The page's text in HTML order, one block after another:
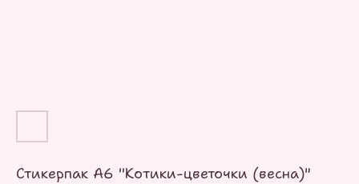
Стикерпак А6 "Котики-цветочки (весна)"